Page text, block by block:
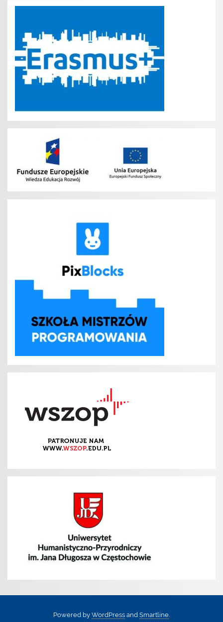
Powered by WordPress and Smartline.